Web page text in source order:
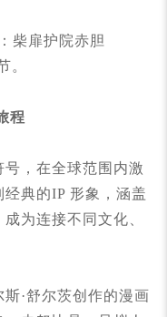
扉护院赤胆
。
程
，在全球范围内激
典的IP 形象，涵盖
为连接不同文化、
·舒尔茨创作的漫画